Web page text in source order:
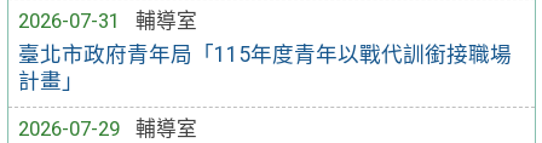
2026-07-31
輔導室
臺北市政府青年局「115年度青年以戰代訓銜接職場
計畫」
2026-07-29
輔導室